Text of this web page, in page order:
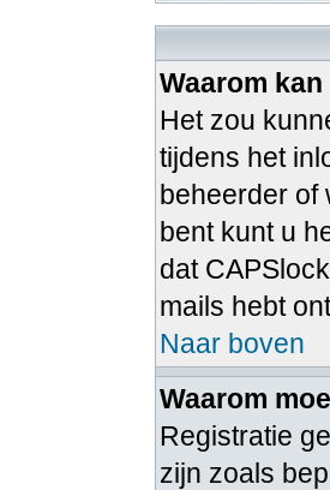
Waarom
Het zou
tijdens het
beheerder of
bent kunt u
dat
mails hebt
Naar boven
Waarom
Registratie
zijn zoals